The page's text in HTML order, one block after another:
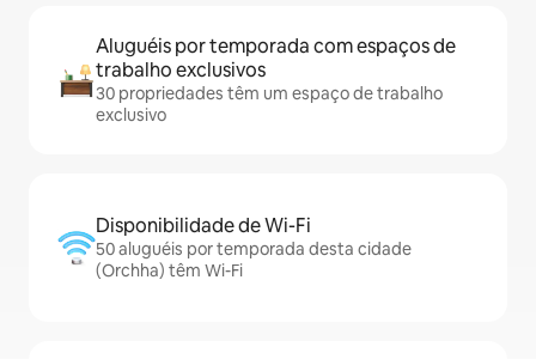
Aluguéis por temporada com espaços de
trabalho exclusivos
30 propriedades têm um espaço de trabalho
exclusivo
Disponibilidade de Wi-Fi
50 aluguéis por temporada desta cidade
(Orchha) têm Wi-Fi